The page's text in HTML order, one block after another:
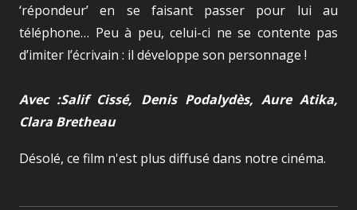
‘répondeur’ en se faisant passer pour lui au
téléphone… Peu à peu, celui-ci ne se contente pas
d’imiter l’écrivain : il développe son personnage !
Avec :Salif Cissé, Denis Podalydès, Aure Atika,
Clara Bretheau
Désolé, ce film n'est plus diffusé dans notre cinéma.